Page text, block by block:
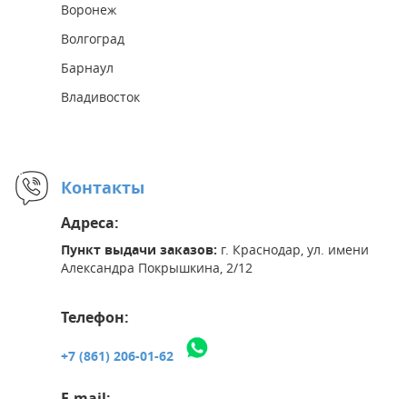
Воронеж
Волгоград
Барнаул
Владивосток
Контакты
Адреса:
Пункт выдачи заказов: г. Краснодар, ул. имени
Александра Покрышкина, 2/12
Телефон:
+7 (861) 206-01-62